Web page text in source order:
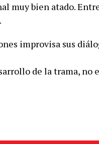
muy bien atado.
improvisa sus
de la trama, no